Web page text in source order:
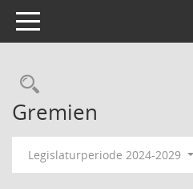
Toggle navigation
Rechercheauswahl
Gremien
Legislaturperiode 2024-2029